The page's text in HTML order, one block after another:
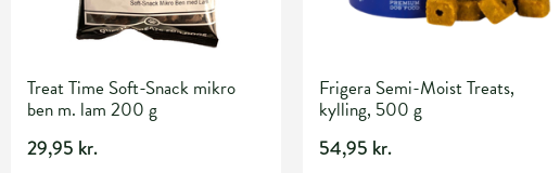
Treat Time Soft-Snack mikro
ben m. lam 200 g
29,95 kr.
Frigera Semi-Moist Treats,
kylling, 500 g
54,95 kr.